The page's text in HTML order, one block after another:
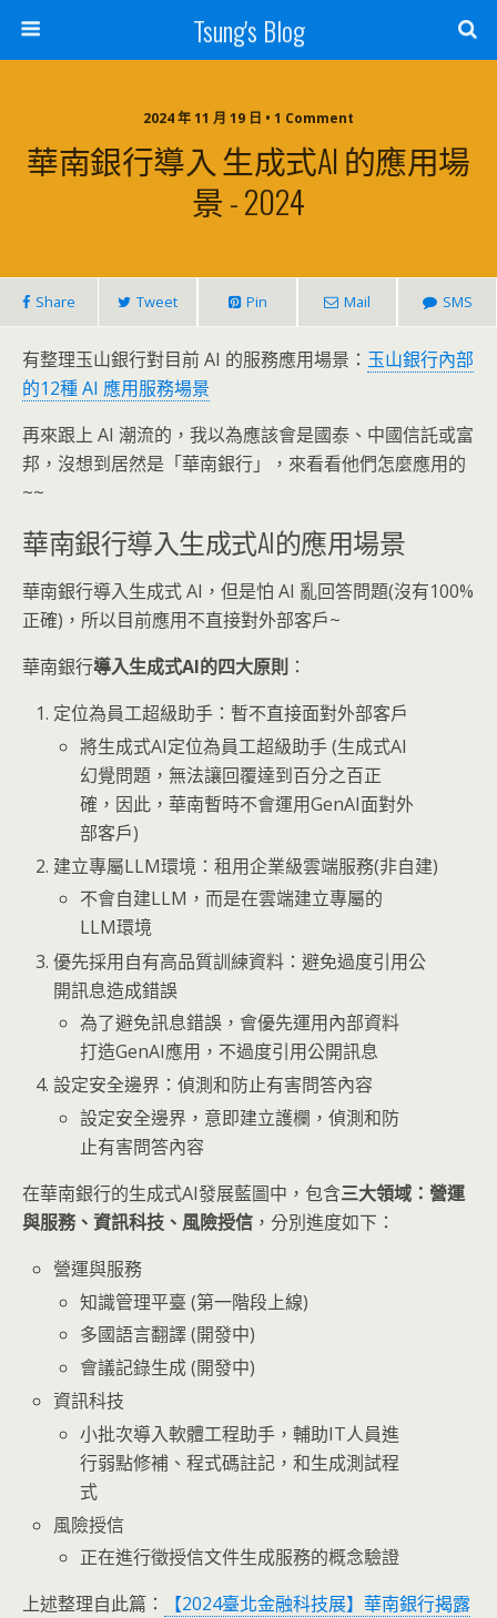
Tsung's Blog
2024 年 11 月 19 日 • 1 Comment
華南銀行導入 生成式AI 的應用場
景 - 2024
Share Tweet Pin Mail SMS
有整理玉山銀行對目前 AI 的服務應用場景： 玉山銀行內部
的12種 AI 應用服務場景
再來跟上 AI 潮流的，我以為應該會是國泰、中國信託或富
邦，沒想到居然是「華南銀行」，來看看他們怎麼應用的
~~
華南銀行導入生成式AI的應用場景
華南銀行導入生成式 AI，但是怕 AI 亂回答問題(沒有100%
正確)，所以目前應用不直接對外部客戶~
華南銀行導入生成式AI的四大原則 ：
定位為員工超級助手：暫不直接面對外部客戶
將生成式AI定位為員工超級助手 (生成式AI
幻覺問題，無法讓回覆達到百分之百正
確，因此，華南暫時不會運用GenAI面對外
部客戶)
建立專屬LLM環境：租用企業級雲端服務(非自建)
不會自建LLM，而是在雲端建立專屬的
LLM環境
優先採用自有高品質訓練資料：避免過度引用公
開訊息造成錯誤
為了避免訊息錯誤，會優先運用內部資料
打造GenAI應用，不過度引用公開訊息
設定安全邊界：偵測和防止有害問答內容
設定安全邊界，意即建立護欄，偵測和防
止有害問答內容
在華南銀行的生成式AI發展藍圖中，包含三大領域：營運
與服務、資訊科技、風險授信 ，分別進度如下：
營運與服務
知識管理平臺 (第一階段上線)
多國語言翻譯 (開發中)
會議記錄生成 (開發中)
資訊科技
小批次導入軟體工程助手，輔助IT人員進
行弱點修補、程式碼註記，和生成測試程
式
風險授信
正在進行徵授信文件生成服務的概念驗證
上述整理自此篇：
【2024臺北金融科技展】華南銀行揭露